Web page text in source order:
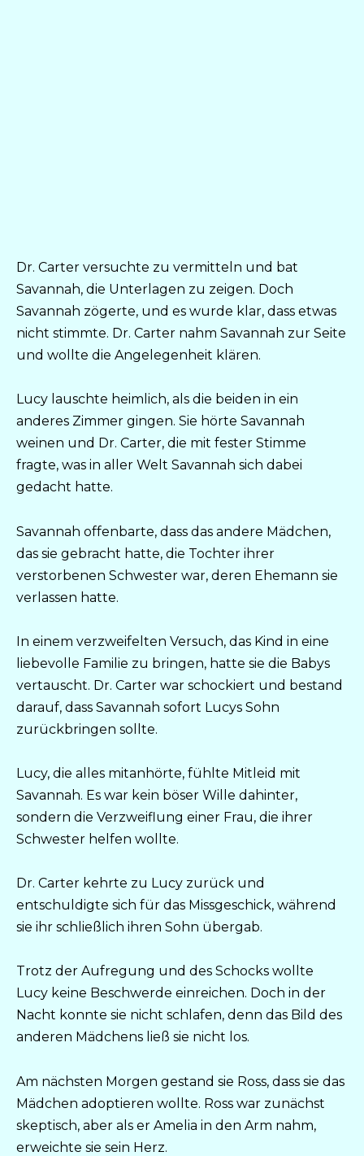
Dr. Carter versuchte zu vermitteln und bat
Savannah, die Unterlagen zu zeigen. Doch
Savannah zögerte, und es wurde klar, dass etwas
nicht stimmte. Dr. Carter nahm Savannah zur Seite
und wollte die Angelegenheit klären.
Lucy lauschte heimlich, als die beiden in ein
anderes Zimmer gingen. Sie hörte Savannah
weinen und Dr. Carter, die mit fester Stimme
fragte, was in aller Welt Savannah sich dabei
gedacht hatte.
Savannah offenbarte, dass das andere Mädchen,
das sie gebracht hatte, die Tochter ihrer
verstorbenen Schwester war, deren Ehemann sie
verlassen hatte.
In einem verzweifelten Versuch, das Kind in eine
liebevolle Familie zu bringen, hatte sie die Babys
vertauscht. Dr. Carter war schockiert und bestand
darauf, dass Savannah sofort Lucys Sohn
zurückbringen sollte.
Lucy, die alles mitanhörte, fühlte Mitleid mit
Savannah. Es war kein böser Wille dahinter,
sondern die Verzweiflung einer Frau, die ihrer
Schwester helfen wollte.
Dr. Carter kehrte zu Lucy zurück und
entschuldigte sich für das Missgeschick, während
sie ihr schließlich ihren Sohn übergab.
Trotz der Aufregung und des Schocks wollte
Lucy keine Beschwerde einreichen. Doch in der
Nacht konnte sie nicht schlafen, denn das Bild des
anderen Mädchens ließ sie nicht los.
Am nächsten Morgen gestand sie Ross, dass sie das
Mädchen adoptieren wollte. Ross war zunächst
skeptisch, aber als er Amelia in den Arm nahm,
erweichte sie sein Herz.